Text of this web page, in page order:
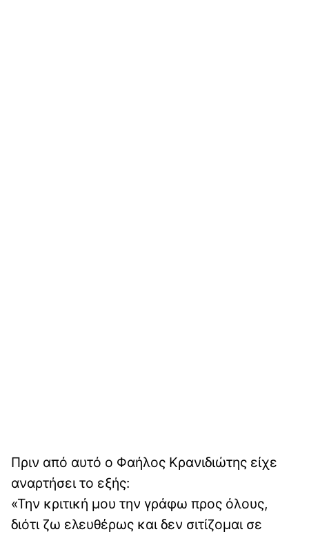
Πριν από αυτό ο Φαήλος Κρανιδιώτης είχε
αναρτήσει το εξής:
«Την κριτική μου την γράφω προς όλους,
διότι ζω ελευθέρως και δεν σιτίζομαι σε